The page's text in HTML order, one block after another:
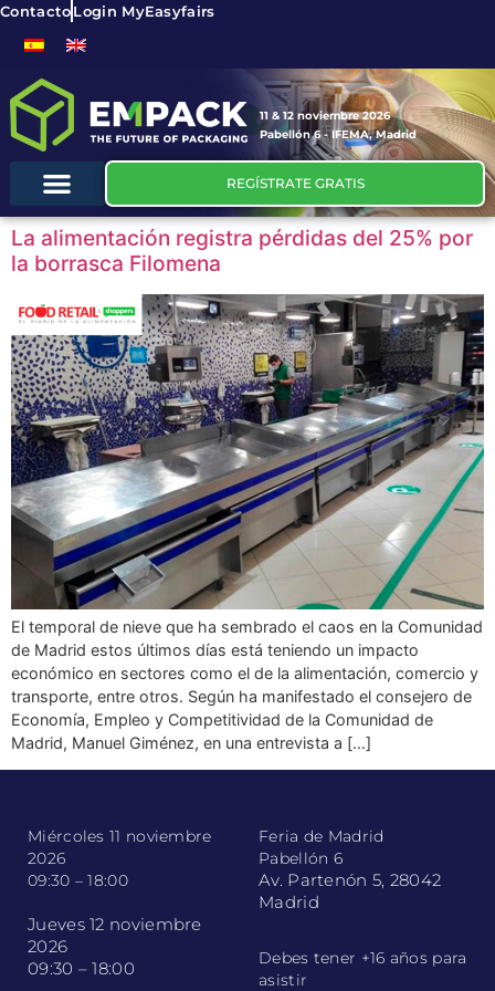
ContactoLogin MyEasyfairs
11 & 12 noviembre 2026
Pabellón 6 - IFEMA, Madrid
REGÍSTRATE GRATIS
La alimentación registra pérdidas del 25% por
la borrasca Filomena
El temporal de nieve que ha sembrado el caos en la Comunidad
de Madrid estos últimos días está teniendo un impacto
económico en sectores como el de la alimentación, comercio y
transporte, entre otros. Según ha manifestado el consejero de
Economía, Empleo y Competitividad de la Comunidad de
Madrid, Manuel Giménez, en una entrevista a […]
Miércoles 11 noviembre
2026
09:30 – 18:00
Jueves 12 noviembre
2026
09:30 – 18:00
Feria de Madrid
Pabellón 6
Av. Partenón 5, 28042
Madrid
Debes tener +16 años para
asistir